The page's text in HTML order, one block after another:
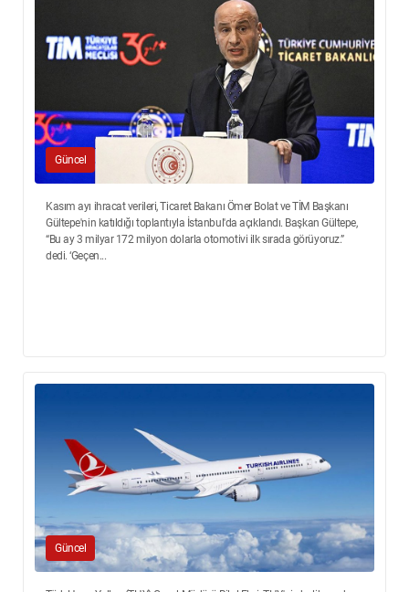
Güncel
Kasım ayı ihracat verileri, Ticaret Bakanı Ömer Bolat ve TİM Başkanı
Gültepe'nin katıldığı toplantıyla İstanbul'da açıklandı. Başkan Gültepe,
“Bu ay 3 milyar 172 milyon dolarla otomotivi ilk sırada görüyoruz.”
dedi. ‘Geçen...
Güncel